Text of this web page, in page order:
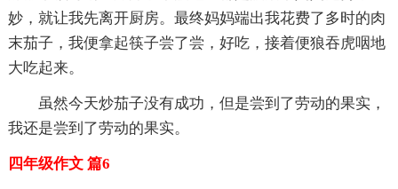
妙，就让我先离开厨房。最终妈妈端出我花费了多时的肉
末茄子，我便拿起筷子尝了尝，好吃，接着便狼吞虎咽地
大吃起来。
虽然今天炒茄子没有成功，但是尝到了劳动的果实，
我还是尝到了劳动的果实。
四年级作文 篇6